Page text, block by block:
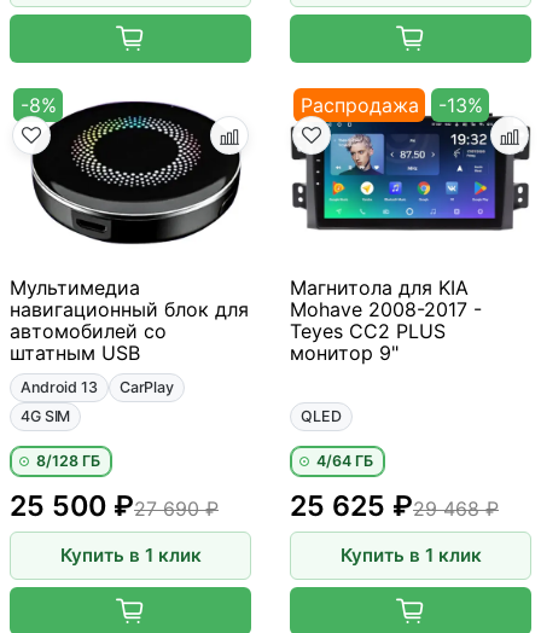
-8%
Мультимедиа
навигационный блок для
автомобилей со
штатным USB
Android 13
CarPlay
4G SIM
8/128 ГБ
27 690 ₽
25 500 ₽
Купить в 1 клик
Распродажа -13%
Магнитола для KIA
Mohave 2008-2017 -
Teyes CC2 PLUS
монитор 9"
QLED
4/64 ГБ
29 468 ₽
25 625 ₽
Купить в 1 клик